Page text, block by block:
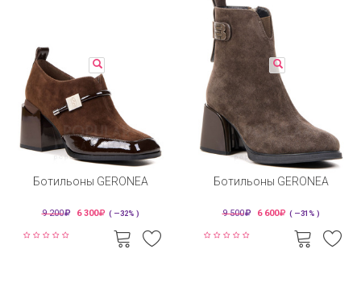
Ботильоны GERONEA
9 200 6 300 ( —32% )
Ботильоны GERONEA
9 500 6 600 ( —31% )